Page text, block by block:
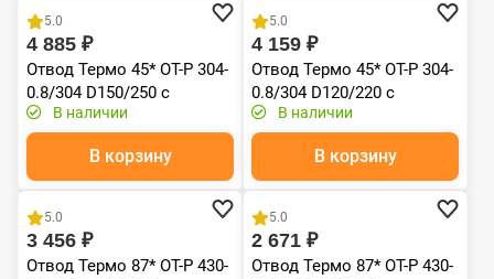
сэндвич колено из
нержавейки дымового
канала
5.0
4 885 ₽
Отвод Термо 45* ОТ-Р 304-
0.8/304 D150/250 с
хомутом
В наличии
В корзину
5.0
4 159 ₽
Отвод Термо 45* ОТ-Р 304-
0.8/304 D120/220 с
хомутом
В наличии
В корзину
Хит продаж
5.0
3 456 ₽
Отвод Термо 87* ОТ-Р 430-
Хит продаж
5.0
2 671 ₽
Отвод Термо 87* ОТ-Р 430-